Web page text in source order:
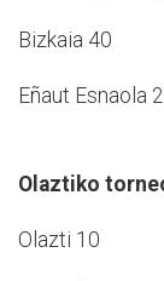
Bizkaia 40
Eñaut Esnaola
Olaztiko
Olazti 10